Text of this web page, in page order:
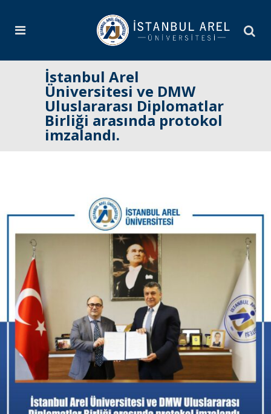
İstanbul Arel
Üniversitesi ve DMW
Uluslararası Diplomatlar
Birliği arasında protokol
imzalandı.